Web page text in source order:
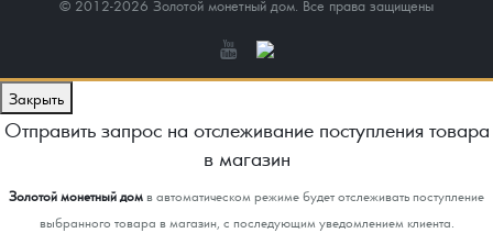
© 2012-2026 Золотой монетный дом. Все права защищены
Закрыть
Отправить запрос на отслеживание поступления товара
в магазин
Золотой монетный домв автоматическом режиме будет отслеживать поступление
выбранного товара в магазин, с последующим уведомлением клиента.